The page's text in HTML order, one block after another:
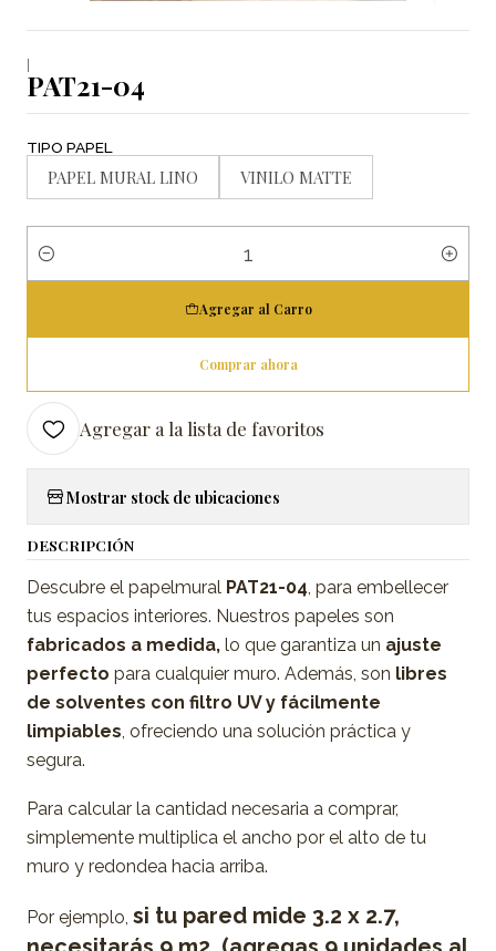
|
PAT21-04
TIPO PAPEL
PAPEL MURAL LINO VINILO MATTE
Cantidad
Agregar al Carro
Comprar ahora
Agregar a la lista de favoritos
Mostrar stock de ubicaciones
DESCRIPCIÓN
Descubre el papelmural PAT21-04, para embellecer
tus espacios interiores. Nuestros papeles son
fabricados a medida, lo que garantiza un ajuste
perfecto para cualquier muro. Además, son libres
de solventes con filtro UV y fácilmente
limpiables, ofreciendo una solución práctica y
segura.
Para calcular la cantidad necesaria a comprar,
simplemente multiplica el ancho por el alto de tu
muro y redondea hacia arriba.
Por ejemplo, si tu pared mide 3.2 x 2.7,